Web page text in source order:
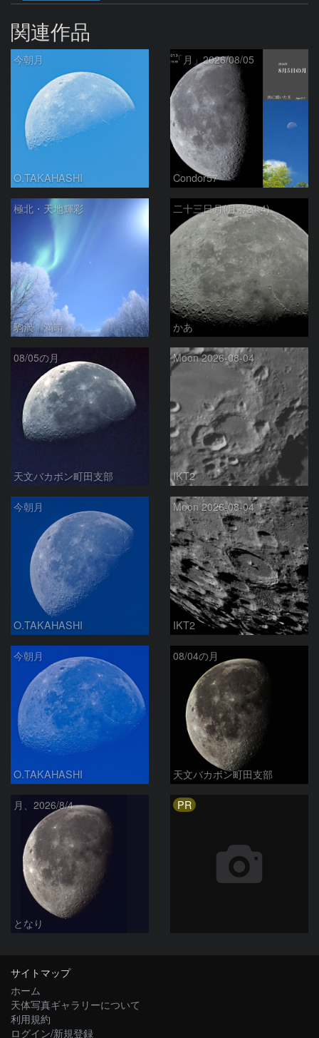
関連作品
今朝月
O.TAKAHASHI
「月」2026/08/05
Condor57
極北・天地輝彩
駒沢 満晴
二十三日月(月齢21.4)
かあ
08/05の月
天文バカボン町田支部
Moon 2026-08-04
IKT2
今朝月
O.TAKAHASHI
Moon 2026-08-04
IKT2
今朝月
O.TAKAHASHI
08/04の月
天文バカボン町田支部
月、2026/8/4
となり
PR
サイトマップ
ホーム
天体写真ギャラリーについて
利用規約
ログイン/新規登録